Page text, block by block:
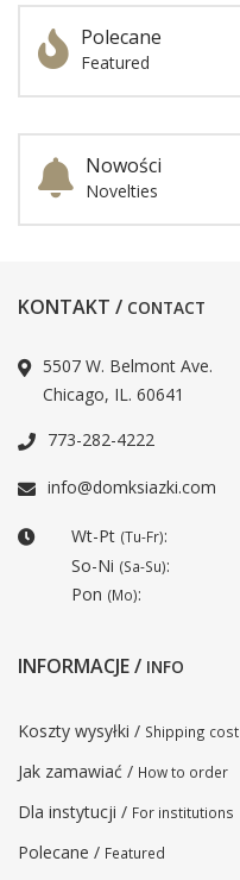
Polecane
Featured
Nowości
Novelties
KONTAKT / CONTACT
5507 W. Belmont Ave.
Chicago, IL. 60641
773-282-4222
info@domksiazki.com
Wt-Pt (Tu-Fr):
So-Ni (Sa-Su):
Pon (Mo):
INFORMACJE / INFO
Koszty wysyłki / Shipping cost
Jak zamawiać / How to order
Dla instytucji / For institutions
Polecane / Featured